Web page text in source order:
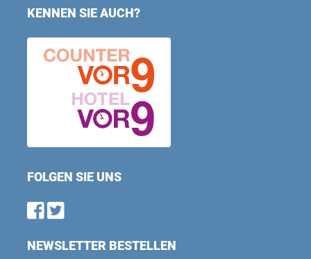
KENNEN SIE AUCH?
FOLGEN SIE UNS
Find us on Facebook
Follow us on Twitter
NEWSLETTER BESTELLEN